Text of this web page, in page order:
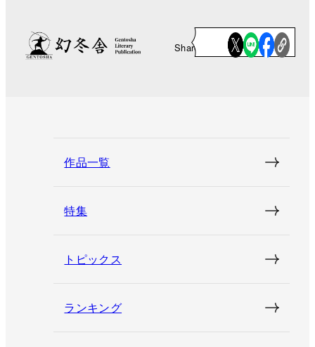
Share
作品一覧
特集
トピックス
ランキング